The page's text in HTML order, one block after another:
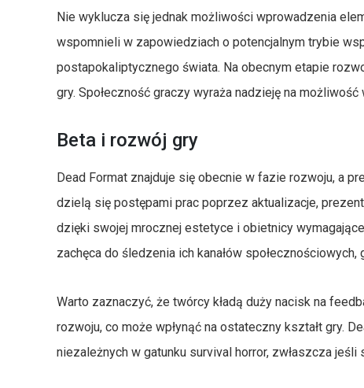
Nie wyklucza się jednak możliwości wprowadzenia
wspomnieli w zapowiedziach o potencjalnym trybie
postapokaliptycznego świata. Na obecnym etapie
gry. Społeczność graczy wyraża nadzieję na
Beta i rozwój gry
Dead Format znajduje się obecnie w fazie rozwoju, a
dzielą się postępami prac poprzez aktualizacje,
dzięki swojej mrocznej estetyce i obietnicy
zachęca do śledzenia ich kanałów
Warto zaznaczyć, że twórcy kładą duży nacisk na
rozwoju, co może wpłynąć na ostateczny kształt gry.
niezależnych w gatunku survival horror, zwłaszcza